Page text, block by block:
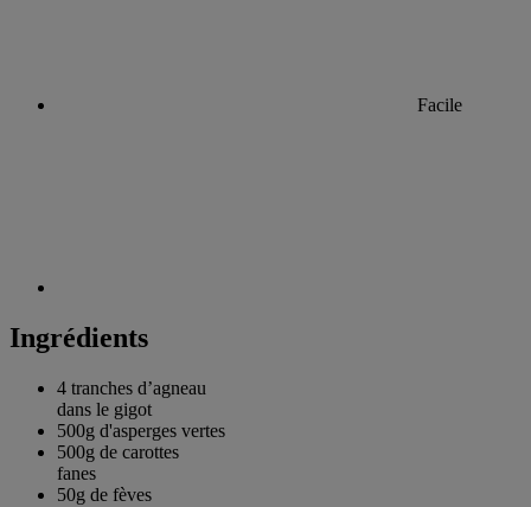
Facile
Ingrédients
4 tranches d’agneau
dans le gigot
500g d'asperges vertes
500g de carottes
fanes
50g de fèves